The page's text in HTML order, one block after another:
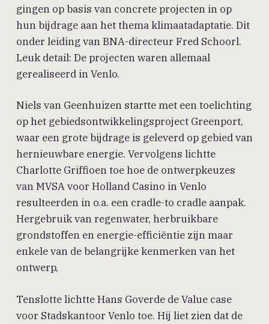
gingen op basis van concrete projecten in op
hun bijdrage aan het thema klimaatadaptatie. Dit
onder leiding van BNA-directeur Fred Schoorl.
Leuk detail: De projecten waren allemaal
gerealiseerd in Venlo.
Niels van Geenhuizen startte met een toelichting
op het gebiedsontwikkelingsproject Greenport,
waar een grote bijdrage is geleverd op gebied van
hernieuwbare energie. Vervolgens lichtte
Charlotte Griffioen toe hoe de ontwerpkeuzes
van MVSA voor Holland Casino in Venlo
resulteerden in o.a. een cradle-to cradle aanpak.
Hergebruik van regenwater, herbruikbare
grondstoffen en energie-efficiëntie zijn maar
enkele van de belangrijke kenmerken van het
ontwerp,
Tenslotte lichtte Hans Goverde de Value case
voor Stadskantoor Venlo toe. Hij liet zien dat de